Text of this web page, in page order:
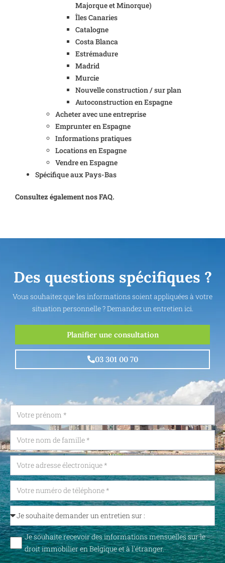
Majorque et Minorque)
Îles Canaries
Catalogne
Costa Blanca
Estrémadure
Madrid
Murcie
Nouvelle construction / sur plan
Autoconstruction en Espagne
Acheter avec une entreprise
Emprunter en Espagne
Informations pratiques
Locations en Espagne
Vendre en Espagne
Spécifique aux Pays-Bas
Consultez également nos FAQ.
Des questions spécifiques ?
Vous souhaitez que les informations soient appliquées à votre
situation personnelle ? Demandez un entretien ici.
Planifier une consultation
03 301 00 70
Je souhaite recevoir des informations mensuelles sur le
droit immobilier en Belgique et à l'étranger.